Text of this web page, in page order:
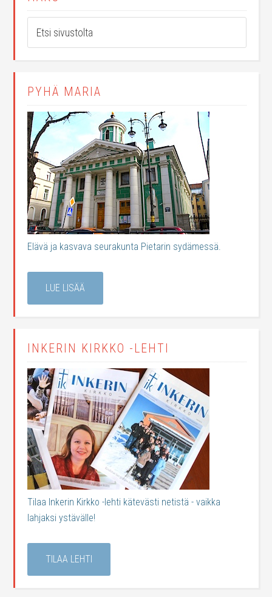
PYHÄ MARIA
Elävä ja kasvava seurakunta Pietarin sydämessä.
LUE LISÄÄ
INKERIN KIRKKO -LEHTI
Tilaa Inkerin Kirkko -lehti kätevästi netistä - vaikka
lahjaksi ystävälle!
TILAA LEHTI